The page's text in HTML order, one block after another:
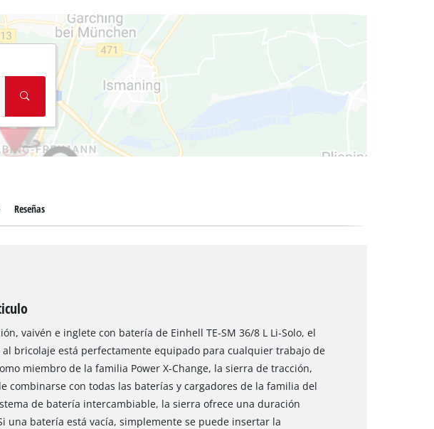
materiales húmedos y secos
para cenizas
de limpieza
Reseñas
vaivén e inglete con batería de Einhell TE-SM 36/8 L Li-Solo, el
bricolaje está perfectamente equipado para cualquier trabajo de
miembro de la familia Power X-Change, la sierra de tracción,
combinarse con todas las baterías y cargadores de la familia del
de batería intercambiable, la sierra ofrece una duración
una batería está vacía, simplemente se puede insertar la